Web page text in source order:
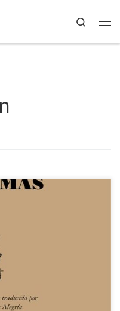
Search
2024) de la poesía de
representativa de
Alegría los ha
los 1.789 que recoge la